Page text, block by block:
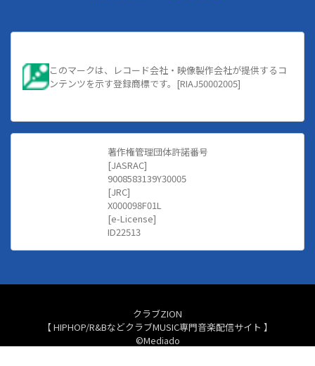
このマークは、レコード会社・映像製作会社が提供するコ
ンテンツを示す登録商標です。[RIAJ50002005]
著作権管理団体許諾番号
[JASRAC]
9008583139Y30005
[JRC]
X000098F01L
[e-License]
ID22513
クラブZION
【 HIPHOP/R&BなどクラブMUSIC専門音楽配信サイト 】
©Mediado